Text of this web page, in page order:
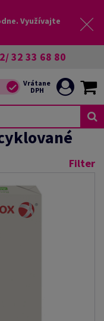
Využívajte
32 33 68 80
Filter